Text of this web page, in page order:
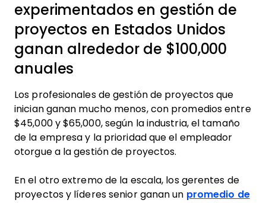
experimentados en gestión de
proyectos en Estados Unidos
ganan alrededor de $100,000
anuales
Los profesionales de gestión de proyectos que
inician ganan mucho menos, con promedios entre
$45,000 y $65,000, según la industria, el tamaño
de la empresa y la prioridad que el empleador
otorgue a la gestión de proyectos.
En el otro extremo de la escala, los gerentes de
proyectos y líderes senior ganan un promedio de